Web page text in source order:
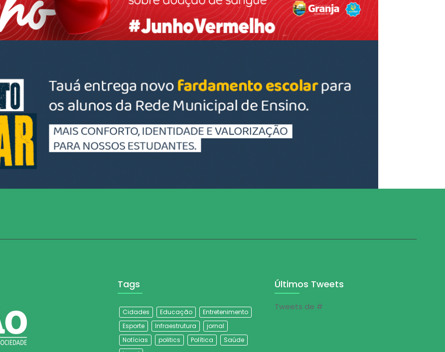
Tags
Cidades Educação
Entretenimento
Esporte
Infraestrutura
jornal
Notícias
politics Política
Saúde
Últimos Tweets
Tweets de #